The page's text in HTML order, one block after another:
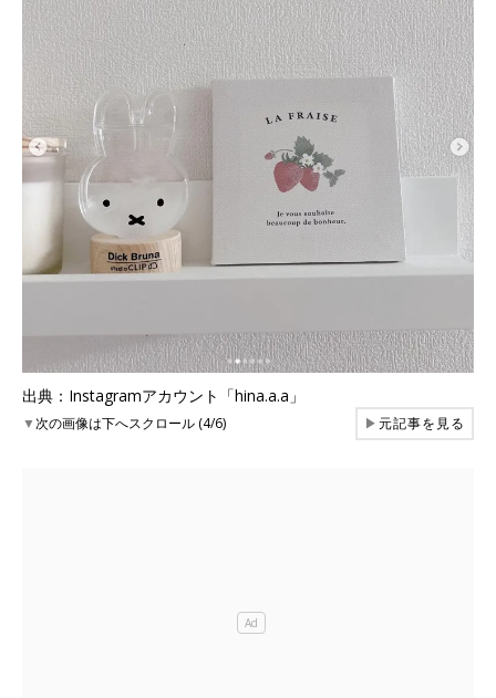
出典：Instagramアカウント「hina.a.a」
▼次の画像は下へスクロール (4/6) ▶元記事を見る